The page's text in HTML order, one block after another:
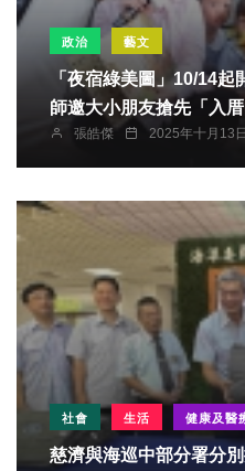
政治 藝文
「夜宿綠美圖」10/14起開放報名
師邀大小朋友搶先「入厝
張皓傑 2025年十月13日
社會 生活 健康及醫
慈濟與海巡中部分署分